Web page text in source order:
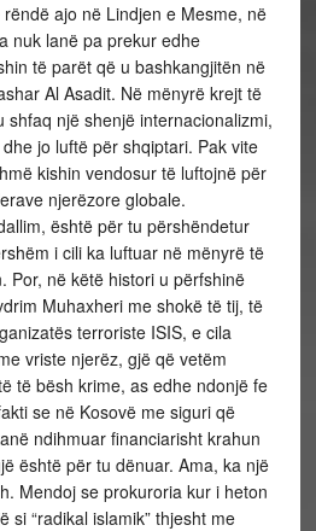
ajo në Lindjen e Mesme, në
nuk lanë pa prekur edhe
të parët që u bashkangjitën në
Al Asadit. Në mënyrë krejt të
shfaq një shenjë internacionalizmi,
jo luftë për shqiptari. Pak vite
kishin vendosur të luftojnë për
njerëzore globale.
është për tu përshëndetur
i cili ka luftuar në mënyrë të
Por, në këtë histori u përfshinë
Muhaxheri me shokë të tij, të
terroriste ISIS, e cila
vriste njerëz, gjë që vetëm
të bësh krime, as edhe ndonjë fe
se në Kosovë me siguri që
ndihmuar financiarisht krahun
është për tu dënuar. Ama, ka një
Mendoj se prokuroria kur i heton
si “radikal islamik” thjesht me